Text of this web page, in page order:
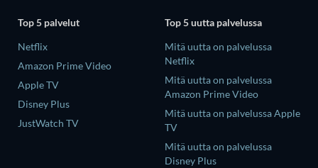
Top 5 palvelut
Netflix
Amazon Prime Video
Apple TV
Disney Plus
JustWatch TV
Top 5 uutta palvelussa
Mitä uutta on palvelussa
Netflix
Mitä uutta on palvelussa
Amazon Prime Video
Mitä uutta on palvelussa Apple
TV
Mitä uutta on palvelussa
Disney Plus